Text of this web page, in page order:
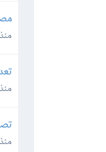
منذ 3 ساعة
منذ 3 ساعة
منذ 3 ساعة